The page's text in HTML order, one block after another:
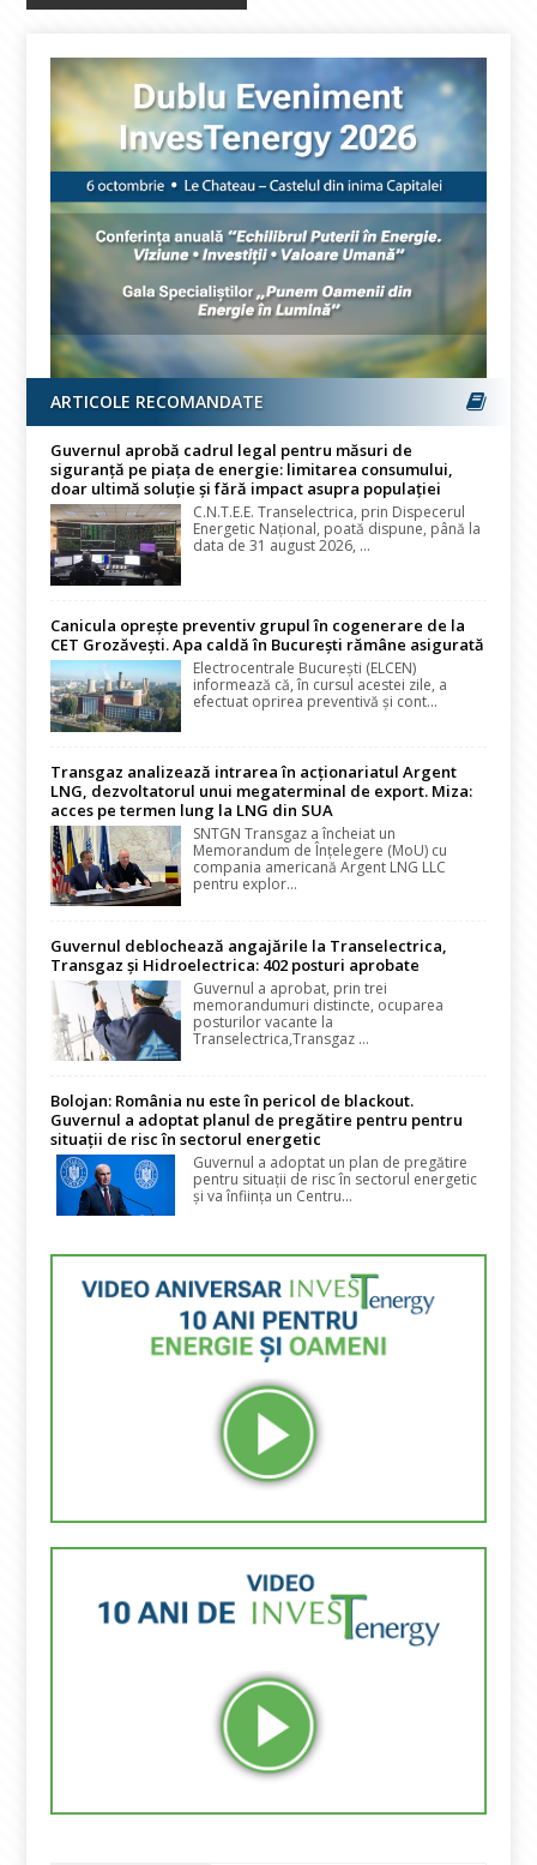
ARTICOLE RECOMANDATE
Guvernul aprobă cadrul legal pentru măsuri de
siguranță pe piața de energie: limitarea consumului,
doar ultimă soluție și fără impact asupra populației
C.N.T.E.E. Transelectrica, prin Dispecerul
Energetic Național, poată dispune, până la
data de 31 august 2026, ...
Canicula oprește preventiv grupul în cogenerare de la
CET Grozăvești. Apa caldă în București rămâne asigurată
Electrocentrale București (ELCEN)
informează că, în cursul acestei zile, a
efectuat oprirea preventivă și cont...
Transgaz analizează intrarea în acționariatul Argent
LNG, dezvoltatorul unui megaterminal de export. Miza:
acces pe termen lung la LNG din SUA
SNTGN Transgaz a încheiat un
Memorandum de Înțelegere (MoU) cu
compania americană Argent LNG LLC
pentru explor...
Guvernul deblochează angajările la Transelectrica,
Transgaz și Hidroelectrica: 402 posturi aprobate
Guvernul a aprobat, prin trei
memorandumuri distincte, ocuparea
posturilor vacante la
Transelectrica,Transgaz ...
Bolojan: România nu este în pericol de blackout.
Guvernul a adoptat planul de pregătire pentru pentru
situații de risc în sectorul energetic
Guvernul a adoptat un plan de pregătire
pentru situații de risc în sectorul energetic
și va înființa un Centru...